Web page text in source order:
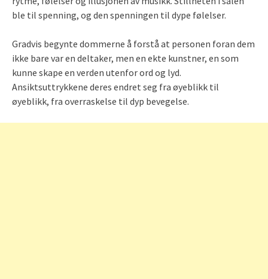
ble til spenning, og den spenningen til dype følelser.
Gradvis begynte dommerne å forstå at personen foran dem
ikke bare var en deltaker, men en ekte kunstner, en som
kunne skape en verden utenfor ord og lyd.
Ansiktsuttrykkene deres endret seg fra øyeblikk til
øyeblikk, fra overraskelse til dyp bevegelse.